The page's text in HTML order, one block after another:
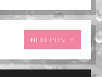
NEXT POST »